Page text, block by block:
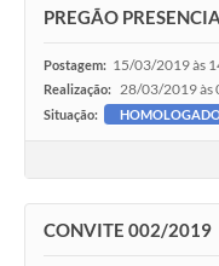
PREGÃO
Postagem: 15/03/2019 às
Realização: 28/03/2019 às
Situação:
CONVITE 002/2019